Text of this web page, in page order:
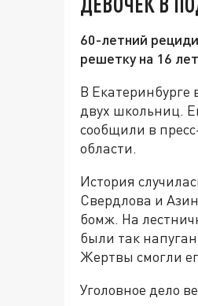
60-летний
решетку на 16
В Екатеринбурге
двух школьниц.
сообщили в
области.
История
Свердлова и
бомж. На
были так
Жертвы смогли
Уголовное дело